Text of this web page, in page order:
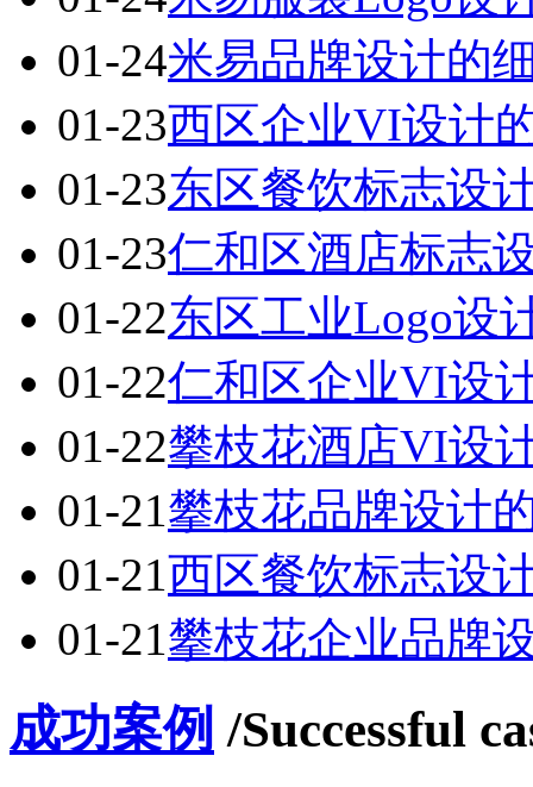
01-24米易品牌设计的
01-23西区企业VI设计
01-23东区餐饮标志设
01-23仁和区酒店标志
01-22东区工业Logo设
01-22仁和区企业VI设
01-22攀枝花酒店VI设
01-21攀枝花品牌设计
01-21西区餐饮标志设
01-21攀枝花企业品牌
成功案例 /Successful